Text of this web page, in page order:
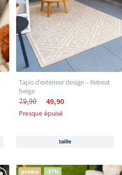
Tapis d’extérieur design – Retreat
beige
79,90 49,90
Presque épuisé
taille
promo -37%